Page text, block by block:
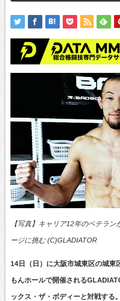
【写真】キャリア12年のベテラ
ージに挑む (C)GLADIATOR
14日（日）に大阪市城東区の城東
もんホールで開催される
ックス・ザ・ボディーと対戦する。